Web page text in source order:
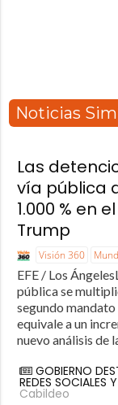
Noticias
Las
vía pública
1.000 % en
Trump
Visión 360
EFE / Los
pública se
segundo
equivale a un
nuevo análisis de
GOBIERNO
REDES SOCIALES
Cabildeo